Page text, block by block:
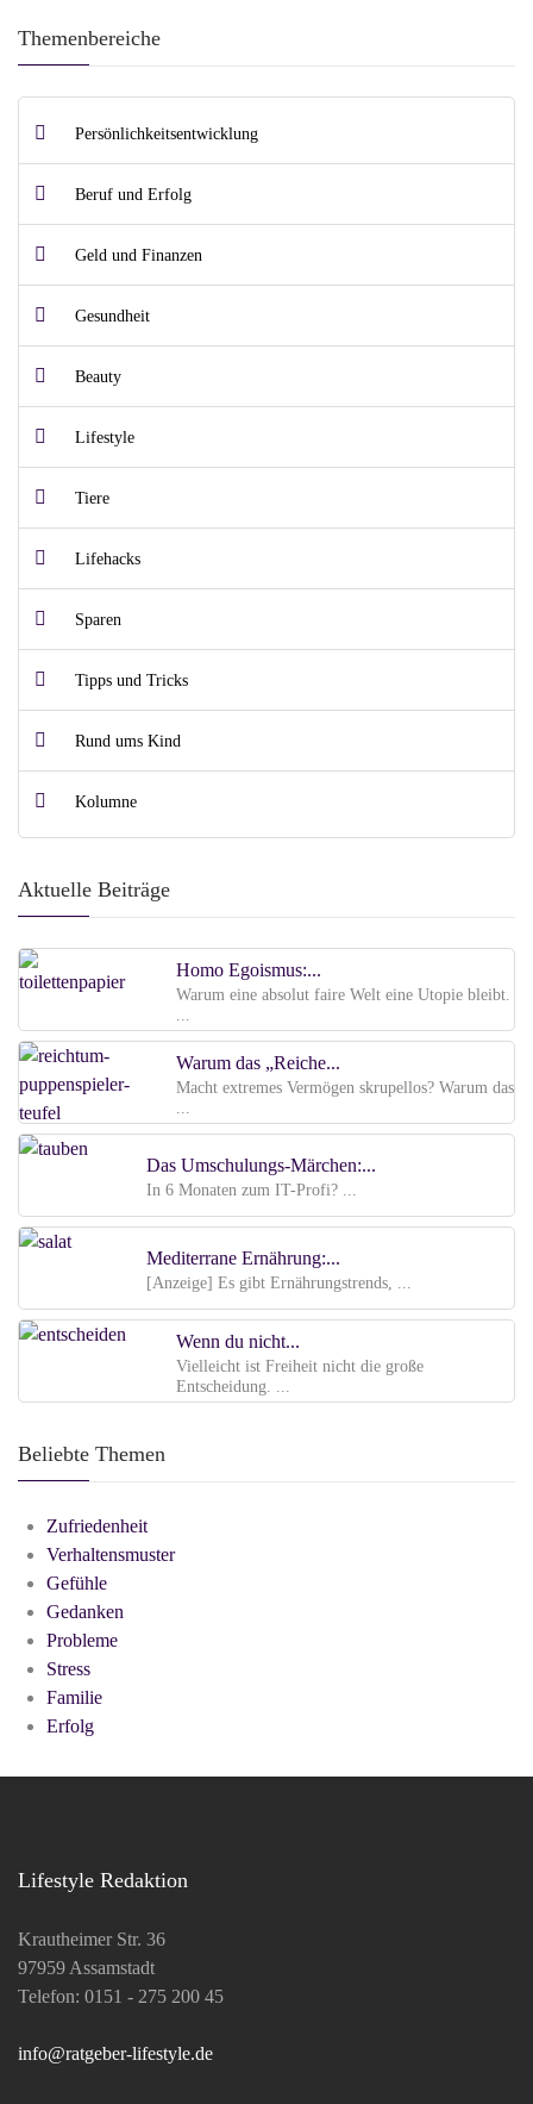
Themenbereiche
Persönlichkeitsentwicklung
Beruf und Erfolg
Geld und Finanzen
Gesundheit
Beauty
Lifestyle
Tiere
Lifehacks
Sparen
Tipps und Tricks
Rund ums Kind
Kolumne
Aktuelle Beiträge
Homo Egoismus:...
Warum eine absolut faire Welt eine Utopie bleibt.
Warum das „Reiche...
Macht extremes Vermögen skrupellos? Warum das
Das Umschulungs-Märchen:...
In 6 Monaten zum IT-Profi? ...
Mediterrane Ernährung:...
[Anzeige] Es gibt Ernährungstrends, ...
Wenn du nicht...
Vielleicht ist Freiheit nicht die große
Entscheidung. ...
Beliebte Themen
Zufriedenheit
Verhaltensmuster
Gefühle
Gedanken
Probleme
Stress
Familie
Erfolg
Lifestyle Redaktion
Krautheimer Str. 36
97959 Assamstadt
Telefon: 0151 - 275 200 45
info@ratgeber-lifestyle.de